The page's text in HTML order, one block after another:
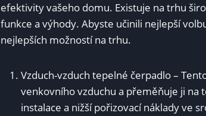
efektivity⁤ vašeho domu. Existuje​ na trhu
‌funkce ⁤a výhody. Abyste učinili nejlepší
nejlepších možností​ na trhu.
Vzduch-vzduch tepelné čerpadlo –
venkovního vzduchu​ a přeměňuje ⁢ji‌ na
instalace a nižší ‍pořizovací náklady ve